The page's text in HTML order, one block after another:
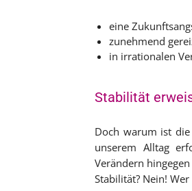
eine
zunehmend
in irrationalen
Stabilität
Doch warum ist die
unserem Alltag
Verändern
Stabilität? Nein!